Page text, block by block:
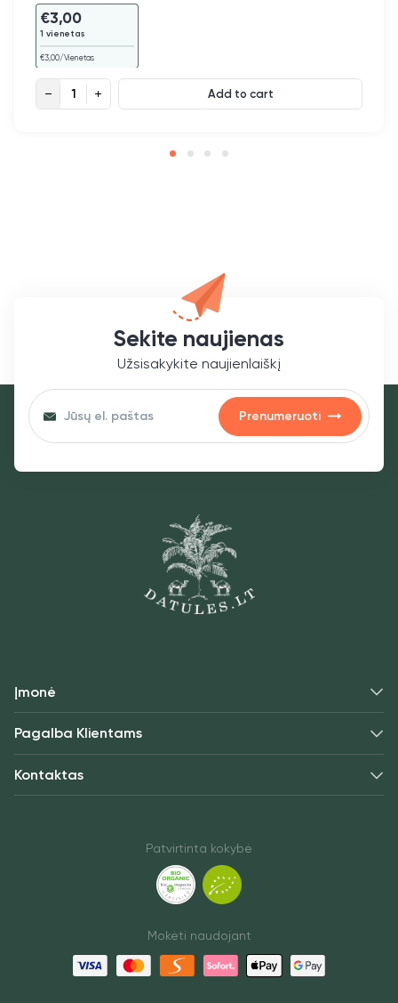
€3,00
1 vienetas
€3,00/Vienetas
Žvakidė „U“ quantity Add to cart
Sekite naujienas
Užsisakykite naujienlaiškį
Prenumeruoti
Įmonė
Pagalba Klientams
Kontaktas
Patvirtinta kokybė
Mokėti naudojant